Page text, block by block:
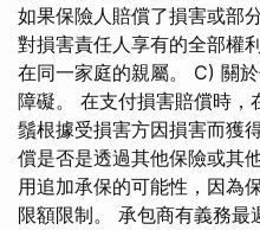
如果保險人賠償了損害或部
對損害責任人享有的全部權
在同一家庭的親屬。 C) 關
障礙。 在支付損害賠償時，
鬚根據受損害方因損害而獲
償是否是透過其他保險或其
用追加承保的可能性，因為
限額限制。 承包商有義務